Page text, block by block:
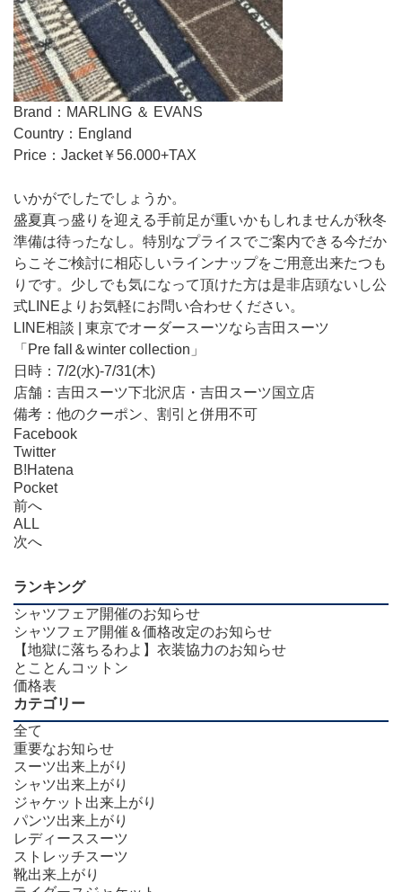
Brand：MARLING ＆ EVANS
Country：England
Price：Jacket￥56.000+TAX
いかがでしたでしょうか。
盛夏真っ盛りを迎える手前足が重いかもしれませんが秋冬
準備は待ったなし。特別なプライスでご案内できる今だか
らこそご検討に相応しいラインナップをご用意出来たつも
りです。少しでも気になって頂けた方は是非店頭ないし公
式LINEよりお気軽にお問い合わせください。
LINE相談 | 東京でオーダースーツなら吉田スーツ
「Pre fall＆winter collection」
日時：7/2(水)-7/31(木)
店舗：吉田スーツ下北沢店・吉田スーツ国立店
備考：他のクーポン、割引と併用不可
Facebook
Twitter
B!Hatena
Pocket
前へ
ALL
次へ
ランキング
シャツフェア開催のお知らせ
シャツフェア開催＆価格改定のお知らせ
【地獄に落ちるわよ】衣装協力のお知らせ
とことんコットン
価格表
カテゴリー
全て
重要なお知らせ
スーツ出来上がり
シャツ出来上がり
ジャケット出来上がり
パンツ出来上がり
レディーススーツ
ストレッチスーツ
靴出来上がり